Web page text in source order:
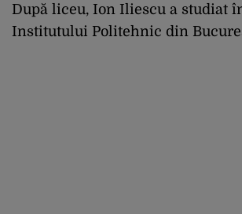
După liceu, Ion Iliescu a studiat
Institutului Politehnic din